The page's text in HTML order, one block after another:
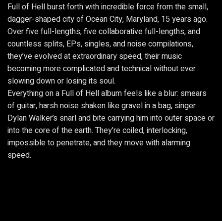
Full of Hell burst forth with incredible force from the small,
dagger-shaped city of Ocean City, Maryland, 15 years ago.
Over five full-lengths, five collaborative full-lengths, and
countless splits, EPs, singles, and noise compilations,
they’ve evolved at extraordinary speed, their music
becoming more complicated and technical without ever
slowing down or losing its soul.
Everything on a Full of Hell album feels like a blur: smears
of guitar, harsh noise shaken like gravel in a bag, singer
Dylan Walker’s snarl and bite carrying him into outer space or
into the core of the earth. They’re coiled, interlocking,
impossible to penetrate, and they move with alarming
speed.